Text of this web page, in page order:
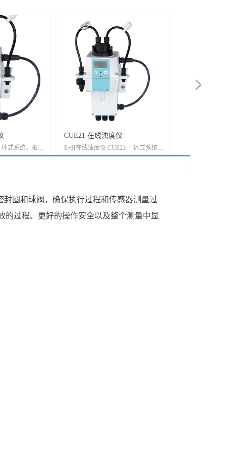
圈和球阀，确保执行过程和传感器测量过
过程、更好的操作安全以及整个测量中显
式系统，根据
应用调节样本
CUE21 在线浊度仪
E+H在线浊度仪 CUE21 一体式系统，
根据饮水或过程用水的不同应用调节
适用于饮用水
넲